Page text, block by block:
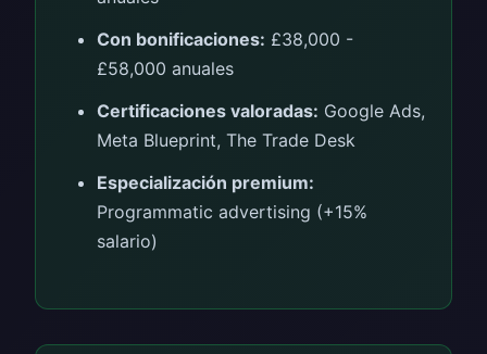
Con bonificaciones: £38,000 -
£58,000 anuales
Certificaciones valoradas: Google Ads,
Meta Blueprint, The Trade Desk
Especialización premium:
Programmatic advertising (+15%
salario)